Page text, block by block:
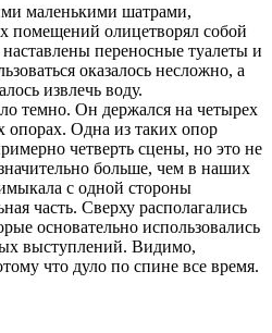
маленькими шатрами,
помещений олицетворял собой
переносные туалеты и
оказалось несложно, а
извлечь воду.
темно. Он держался на четырех
Одна из таких опор
четверть сцены, но это не
больше, чем в наших
с одной стороны
часть. Сверху располагались
основательно использовались
выступлений. Видимо,
что дуло по спине все время.